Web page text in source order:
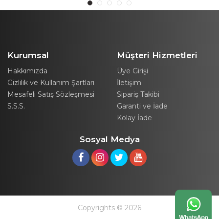
Kurumsal
Hakkımızda
Gizlilik ve Kullanım Şartları
Mesafeli Satış Sözleşmesi
S.S.S.
Müşteri Hizmetleri
Üye Girişi
İletişim
Sipariş Takibi
Garanti ve İade
Kolay İade
Sosyal Medya
Copyrights © 2026